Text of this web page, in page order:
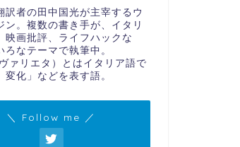
訳者の田中国光が主宰するウ
ン。複数の書き手が、イタリ
映画批評、ライフハックな
ろなテーマで執筆中。
ァリエタ）とはイタリア語で
変化」などを表す語。
＼ Follow me ／